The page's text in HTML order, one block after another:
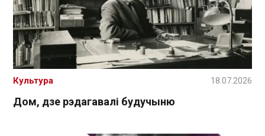
Дом, дзе рэдагавалі будучыню
Культура 18.07.2026